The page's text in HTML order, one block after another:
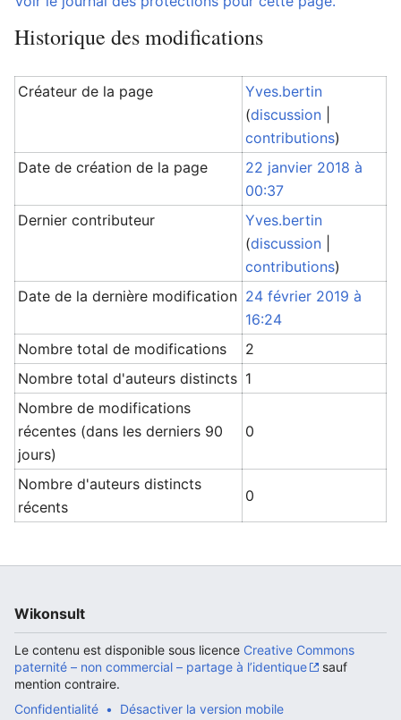
Historique des modifications
Créateur de la page
Yves.bertin
(discussion
contributions)
Date de création de la page
22 janvier 2018 à
00:37
Dernier contributeur
Yves.bertin
(discussion
contributions)
Date de la dernière modification 24 février 2019 à
16:24
Nombre total de modifications
2
Nombre total d'auteurs distincts 1
Nombre de modifications
récentes (dans les derniers 90
jours)
0
Nombre d'auteurs distincts
récents
0
Wikonsult
Le contenu est disponible sous licence Creative Commons
paternité – non commercial – partage à l’identique
sauf
mention contraire.
Confidentialité
Désactiver la version mobile